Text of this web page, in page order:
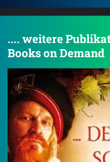
.... weitere
Books on Demand